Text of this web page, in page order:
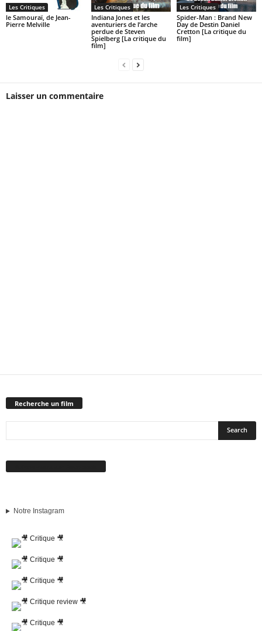
Les Critiques
le Samouraï, de Jean-
Pierre Melville
Les Critiques
Indiana Jones et les
aventuriers de l’arche
perdue de Steven
Spielberg [La critique du
film]
Les Critiques
Spider-Man : Brand New
Day de Destin Daniel
Cretton [La critique du
film]
Laisser un commentaire
Recherche un film
Notre Instagram